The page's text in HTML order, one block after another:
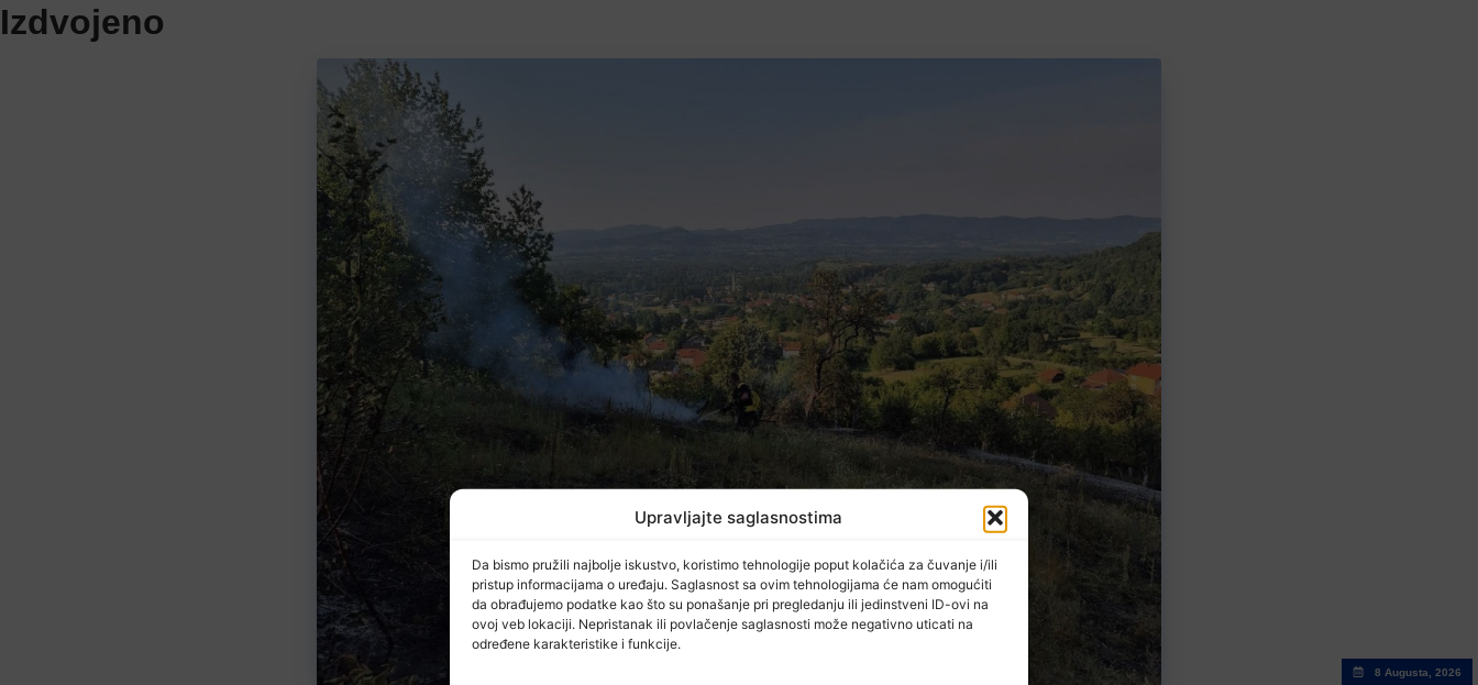
Upravljajte saglasnostima
Da bismo pružili najbolje iskustvo, koristimo tehnologije poput kolačića za čuvanje i/ili
pristup informacijama o uređaju. Saglasnost sa ovim tehnologijama će nam omogućiti
da obrađujemo podatke kao što su ponašanje pri pregledanju ili jedinstveni ID-ovi na
ovoj veb lokaciji. Nepristanak ili povlačenje saglasnosti može negativno uticati na
određene karakteristike i funkcije.
Izdvojeno
8 Augusta, 2026